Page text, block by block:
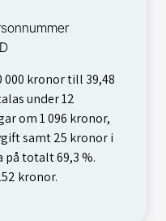
000 kronor till 39,48
under 12
om 1 096 kronor,
samt 25 kronor i
på totalt 69,3 %.
kronor.